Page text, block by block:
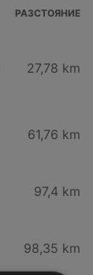
РАЗСТОЯНИЕ
27,78 km
61,76 km
97,4 km
98,35 km